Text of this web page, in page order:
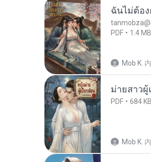
ฉันไม่ต้อ
PDF
1.4 MB
Mob K. 内
ม่ายสาวผู้
PDF 684 KB
Mob K. 内